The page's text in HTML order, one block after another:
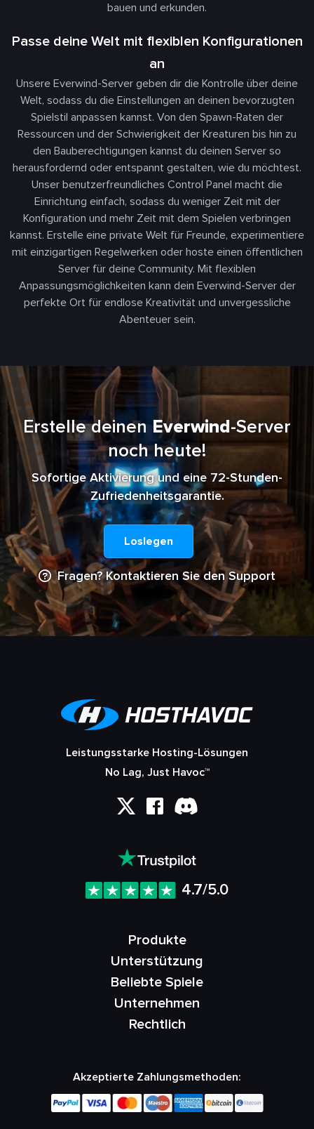
bauen und erkunden.
Passe deine Welt mit flexiblen Konfigurationen
an
Unsere Everwind-Server geben dir die Kontrolle über deine
Welt, sodass du die Einstellungen an deinen bevorzugten
Spielstil anpassen kannst. Von den Spawn-Raten der
Ressourcen und der Schwierigkeit der Kreaturen bis hin zu
den Bauberechtigungen kannst du deinen Server so
herausfordernd oder entspannt gestalten, wie du möchtest.
Unser benutzerfreundliches Control Panel macht die
Einrichtung einfach, sodass du weniger Zeit mit der
Konfiguration und mehr Zeit mit dem Spielen verbringen
kannst. Erstelle eine private Welt für Freunde, experimentiere
mit einzigartigen Regelwerken oder hoste einen öffentlichen
Server für deine Community. Mit flexiblen
Anpassungsmöglichkeiten kann dein Everwind-Server der
perfekte Ort für endlose Kreativität und unvergessliche
Abenteuer sein.
Erstelle deinen Everwind-Server
noch heute!
Sofortige Aktivierung und eine 72-Stunden-
Zufriedenheitsgarantie.
Loslegen
Fragen? Kontaktieren Sie den Support
Leistungsstarke Hosting-Lösungen
No Lag, Just Havoc™
4.7/5.0
Produkte
Unterstützung
Beliebte Spiele
Unternehmen
Rechtlich
Akzeptierte Zahlungsmethoden: